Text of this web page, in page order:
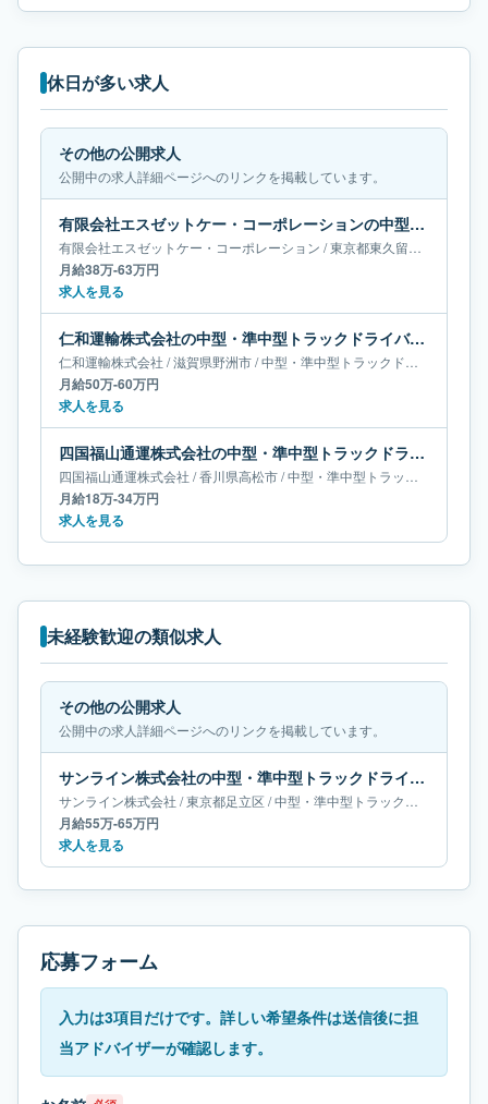
休日が多い求人
その他の公開求人
公開中の求人詳細ページへのリンクを掲載しています。
有限会社エスゼットケー・コーポレーションの中型・準中型トラックドライバー求人｜東京都東久留米市｜月給38万-63万円
有限会社エスゼットケー・コーポレーション /東京都東久留米市
月給38万-63万円
求人を見る
仁和運輸株式会社の中型・準中型トラックドライバー求人｜滋賀県野洲市｜月給50万-60万円
仁和運輸株式会社 /滋賀県野洲市/中型・準中型トラックドライバー
月給50万-60万円
求人を見る
四国福山通運株式会社の中型・準中型トラックドライバー求人｜香川県高松市｜月給18万-34万円
四国福山通運株式会社 /香川県高松市/中型・準中型トラックドライバー
月給18万-34万円
求人を見る
未経験歓迎の類似求人
その他の公開求人
公開中の求人詳細ページへのリンクを掲載しています。
サンライン株式会社の中型・準中型トラックドライバー求人｜東京都足立区｜月給55万-65万円
サンライン株式会社 /東京都足立区 /中型・準中型トラックドライバー
月給55万-65万円
求人を見る
応募フォーム
入力は3項目だけです。詳しい希望条件は送信後に担
当アドバイザーが確認します。